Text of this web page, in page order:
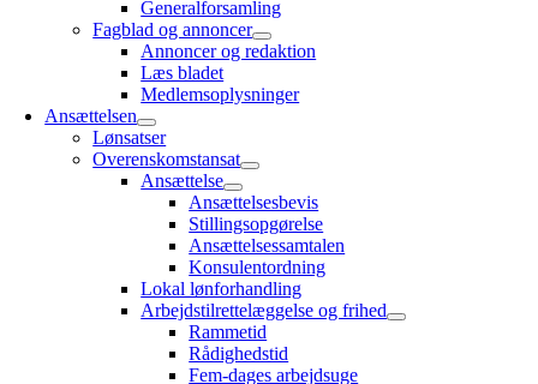
Generalforsamling
Fagblad og annoncer
Annoncer og redaktion
Læs bladet
Medlemsoplysninger
Ansættelsen
Lønsatser
Overenskomstansat
Ansættelse
Ansættelsesbevis
Stillingsopgørelse
Ansættelsessamtalen
Konsulentordning
Lokal lønforhandling
Arbejdstilrettelæggelse og frihed
Rammetid
Rådighedstid
Fem-dages arbejdsuge